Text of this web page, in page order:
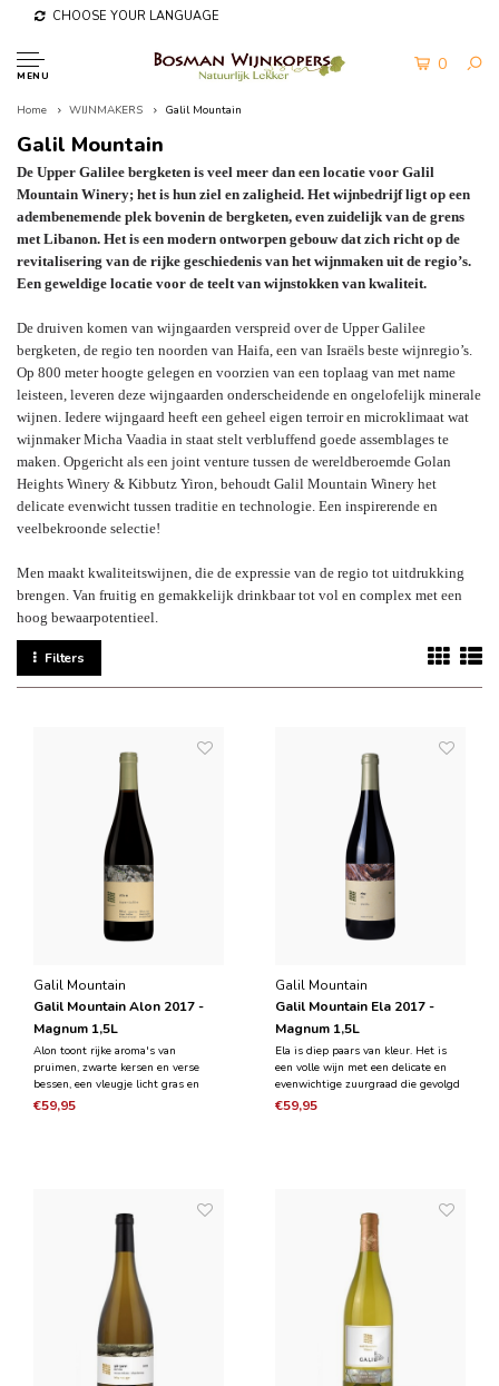
CHOOSE YOUR LANGUAGE
MENU
0
Home WIJNMAKERS Galil Mountain
Galil Mountain
De Upper Galilee bergketen is veel meer dan een locatie voor Galil
Mountain Winery; het is hun ziel en zaligheid. Het wijnbedrijf ligt op een
adembenemende plek bovenin de bergketen, even zuidelijk van de grens
met Libanon. Het is een modern ontworpen gebouw dat zich richt op de
revitalisering van de rijke geschiedenis van het wijnmaken uit de regio’s.
Een geweldige locatie voor de teelt van wijnstokken van kwaliteit.
De druiven komen van wijngaarden verspreid over de Upper Galilee
bergketen, de regio ten noorden van Haifa, een van Israëls beste wijnregio’s.
Op 800 meter hoogte gelegen en voorzien van een toplaag van met name
leisteen, leveren deze wijngaarden onderscheidende en ongelofelijk minerale
wijnen. Iedere wijngaard heeft een geheel eigen terroir en microklimaat wat
wijnmaker Micha Vaadia in staat stelt verbluffend goede assemblages te
maken. Opgericht als een joint venture tussen de wereldberoemde Golan
Heights Winery & Kibbutz Yiron, behoudt Galil Mountain Winery het
delicate evenwicht tussen traditie en technologie. Een inspirerende en
veelbekroonde selectie!
Men maakt kwaliteitswijnen, die de expressie van de regio tot uitdrukking
brengen. Van fruitig en gemakkelijk drinkbaar tot vol en complex met een
hoog bewaarpotentieel.
Filters
Galil Mountain
Galil Mountain Alon 2017 -
Magnum 1,5L
Alon toont rijke aroma's van
pruimen, zwarte kersen en verse
bessen, een vleugje licht gras en
tonen van esdoorn en gebruinde
€59,95
Galil Mountain
Galil Mountain Ela 2017 -
Magnum 1,5L
Ela is diep paars van kleur. Het is
een volle wijn met een delicate en
evenwichtige zuurgraad die gevolgd
wordt door een langdurige afdronk
€59,95